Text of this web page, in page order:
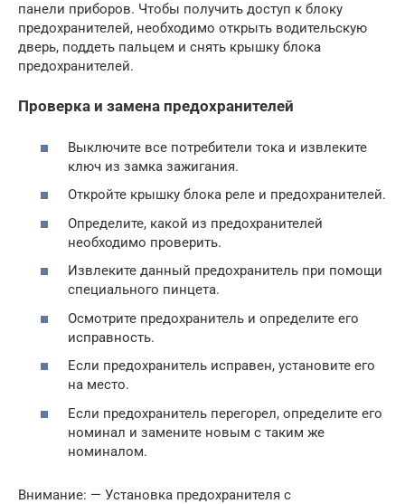
панели приборов. Чтобы получить доступ к блоку
предохранителей, необходимо открыть водительскую
дверь, поддеть пальцем и снять крышку блока
предохранителей.
Проверка и замена предохранителей
Выключите все потребители тока и извлеките
ключ из замка зажигания.
Откройте крышку блока реле и предохранителей.
Определите, какой из предохранителей
необходимо проверить.
Извлеките данный предохранитель при помощи
специального пинцета.
Осмотрите предохранитель и определите его
исправность.
Если предохранитель исправен, установите его
на место.
Если предохранитель перегорел, определите его
номинал и замените новым с таким же
номиналом.
Внимание: — Установка предохранителя с